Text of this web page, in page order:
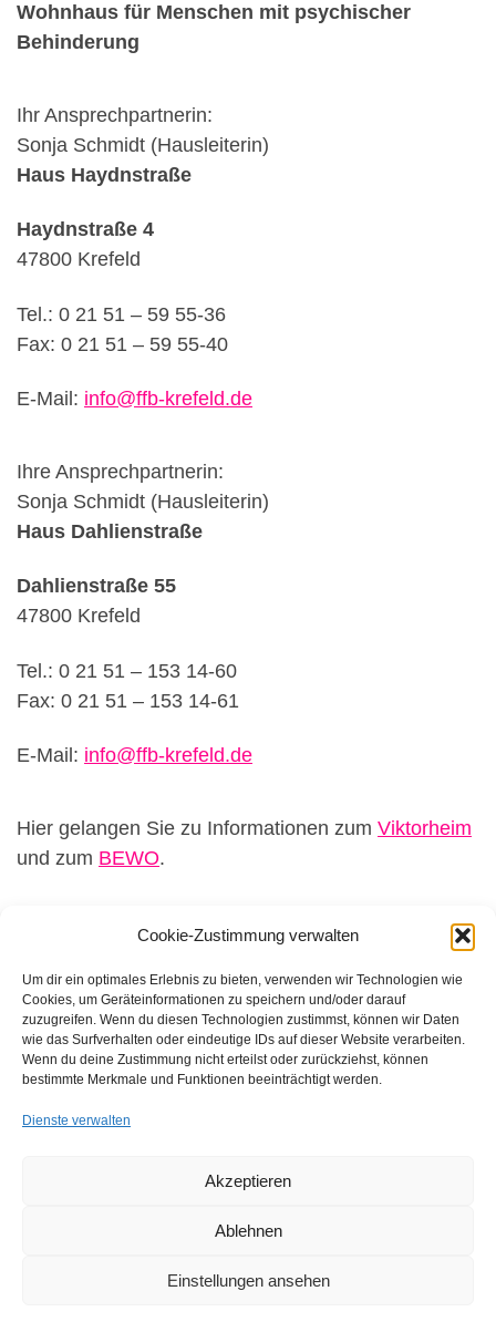
Cookie-Zustimmung verwalten
Um dir ein optimales Erlebnis zu bieten, verwenden wir Technologien wie
Cookies, um Geräteinformationen zu speichern und/oder darauf
zuzugreifen. Wenn du diesen Technologien zustimmst, können wir Daten
wie das Surfverhalten oder eindeutige IDs auf dieser Website verarbeiten.
Wenn du deine Zustimmung nicht erteilst oder zurückziehst, können
bestimmte Merkmale und Funktionen beeinträchtigt werden.
Dienste verwalten
Akzeptieren
Ablehnen
Einstellungen ansehen
Wohnhaus für Menschen mit psychischer
Behinderung
Ihr Ansprechpartnerin:
Sonja Schmidt (Hausleiterin)
Haus Haydnstraße
Haydnstraße 4
47800 Krefeld
Tel.: 0 21 51 – 59 55-36
Fax: 0 21 51 – 59 55-40
E-Mail: info@ffb-krefeld.de
Ihre Ansprechpartnerin:
Sonja Schmidt (Hausleiterin)
Haus Dahlienstraße
Dahlienstraße 55
47800 Krefeld
Tel.: 0 21 51 – 153 14-60
Fax: 0 21 51 – 153 14-61
E-Mail: info@ffb-krefeld.de
Hier gelangen Sie zu Informationen zum Viktorheim
und zum BEWO.
FFB e.V. • Benraderstr. 189 • 47804 Krefeld • Tel. 0 21 51 – 610
300 • Fax 0 21 51 – 610 330 •info@ffb-krefeld.de